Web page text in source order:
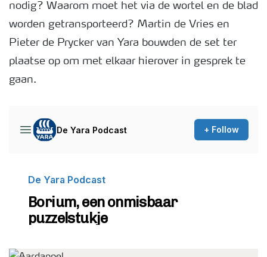
Podcasts
Webinars
nodig? Waarom moet het via de wortel en de blad
worden getransporteerd? Martin de Vries en
Pieter de Prycker van Yara bouwden de set ter
plaatse op om met elkaar hierover in gesprek te
gaan.